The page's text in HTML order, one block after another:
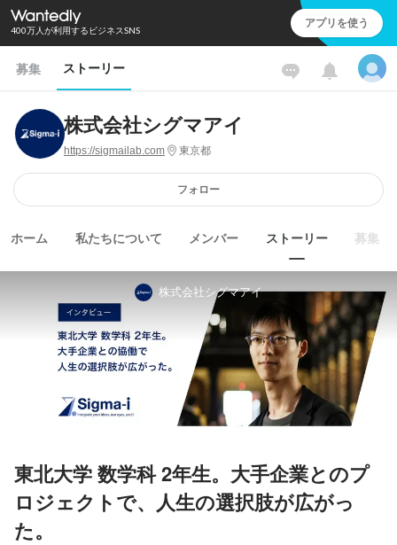
400万人が利用するビジネスSNS アプリを使う
募集 ストーリー
株式会社シグマアイ
https://sigmailab.com 東京都
フォロー
ホーム 私たちについて メンバー ストーリー 募集
株式会社シグマアイ
東北大学 数学科 2年生。大手企業とのプ
ロジェクトで、人生の選択肢が広がっ
た。